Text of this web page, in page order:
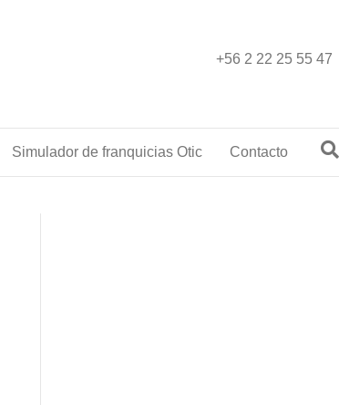
+56 2 22 25 55 47
Simulador de franquicias Otic Contacto